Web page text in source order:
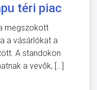
téri piac
megszokott
a vásárlókat a
A standokon
a vevők, […]